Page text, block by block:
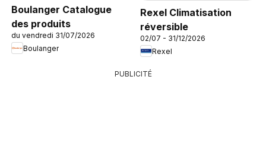
Boulanger Catalogue
des produits
du vendredi 31/07/2026
Boulanger
Rexel Climatisation
réversible
02/07 - 31/12/2026
Rexel
PUBLICITÉ